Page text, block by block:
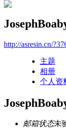
http://asresin.cn/
主题
相册
个人资
邮箱状态未